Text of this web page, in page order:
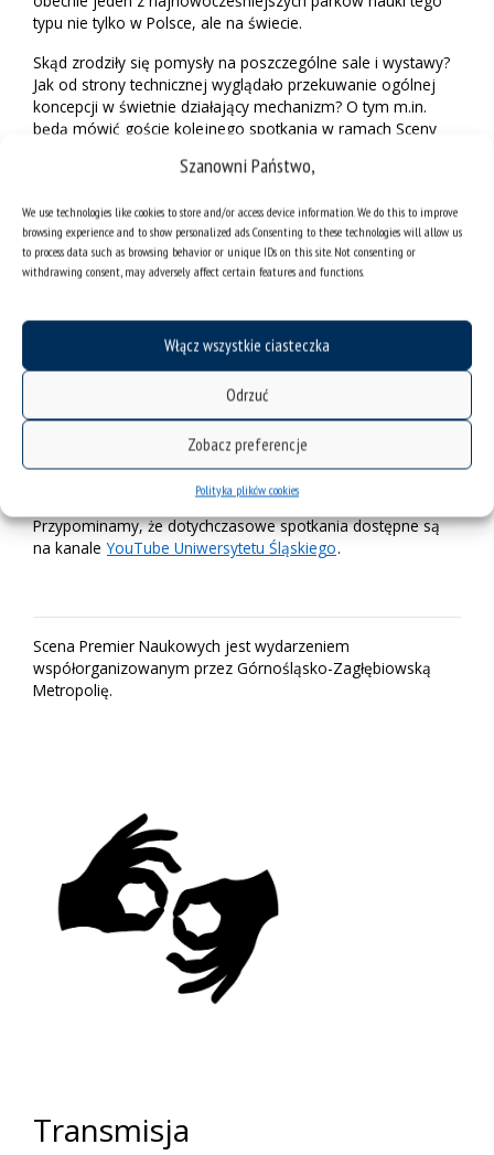
Szanowni Państwo,
We use technologies like cookies to store and/or access device information. We do this to improve
browsing experience and to show personalized ads. Consenting to these technologies will allow us
to process data such as browsing behavior or unique IDs on this site. Not consenting or
withdrawing consent, may adversely affect certain features and functions.
Włącz wszystkie ciasteczka
Odrzuć
Zobacz preferencje
Polityka plików cookies
typu nie tylko w Polsce, ale na świecie.
Skąd zrodziły się pomysły na poszczególne sale i wystawy?
Jak od strony technicznej wyglądało przekuwanie ogólnej
koncepcji w świetnie działający mechanizm? O tym m.in.
będą mówić goście kolejnego spotkania w ramach Sceny
Planetarium oraz prof. Damian Gąsiorek – odpowiedzialny
dotyczących stanowisk z zakresu astronomii, sejsmologii i
meteorologii.
Rozmowę w czwartek 23 czerwca poprowadzą Jarosław
Planetarium – Śląskiego Parku Nauki oraz Ewa
Niewiadomska – dziennikarka Polskiego Radia Katowice.
Wydarzenie będzie tłumaczone na Polski Język Migowy.
Będzie to ostatnie spotkanie w ramach drugiej edycji Sceny
Premier Naukowych. Cykl zostanie wznowiony we wrześniu.
Przypominamy, że dotychczasowe spotkania dostępne są
na kanale YouTube Uniwersytetu Śląskiego.
Scena Premier Naukowych jest wydarzeniem
współorganizowanym przez Górnośląsko-Zagłębiowską
Metropolię.
Transmisja